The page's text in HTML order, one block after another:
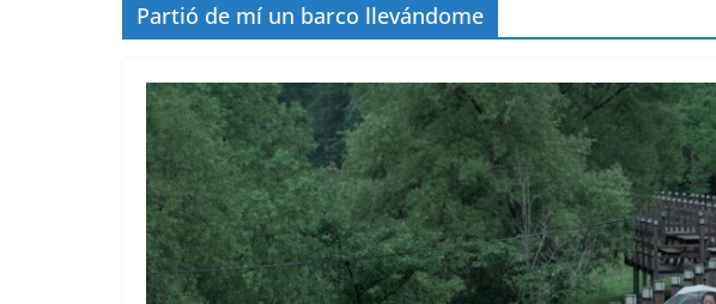
Partió de mí un barco llevándome